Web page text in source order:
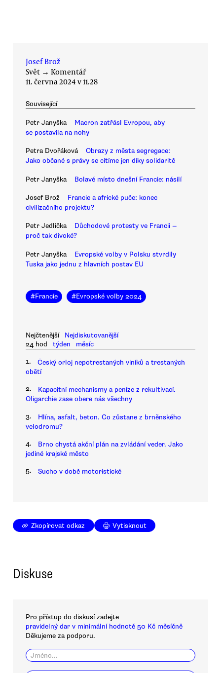
Josef Brož
Svět → Komentář
11. června 2024 v 11.28
Související
Petr Janyška
Macron zatřásl Evropou, aby
se postavila na nohy
Petra Dvořáková
Obrazy z města segregace:
Jako občané s právy se cítíme jen díky solidaritě
Petr Janyška Bolavé místo dnešní Francie: násilí
Josef Brož
Francie a africké puče: konec
civilizačního projektu?
Petr Jedlička
Důchodové protesty ve Francii —
proč tak divoké?
Petr Janyška
Evropské volby v Polsku stvrdily
Tuska jako jednu z hlavních postav EU
#Francie #Evropské volby 2024
Nejčtenější
Nejdiskutovanější
24 hod
týden měsíc
1.
Český orloj nepotrestaných viníků a trestaných
obětí
2.
Kapacitní mechanismy a peníze z rekultivací.
Oligarchie zase obere nás všechny
3.
Hlína, asfalt, beton. Co zůstane z brněnského
velodromu?
4.
Brno chystá akční plán na zvládání veder. Jako
jediné krajské město
5. Sucho v době motoristické
Zkopírovat odkaz Vytisknout
Diskuse
Pro přístup do diskusí zadejte
pravidelný dar v minimální hodnotě 50 Kč měsíčně
Děkujeme za podporu.